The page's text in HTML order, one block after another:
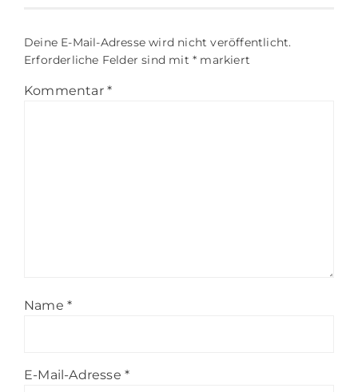
Deine E-Mail-Adresse wird nicht veröffentlicht.
Erforderliche Felder sind mit * markiert
Kommentar *
Name *
E-Mail-Adresse *